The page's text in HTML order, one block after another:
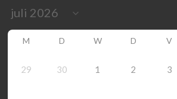
M D W D V
29 30 1 2 3